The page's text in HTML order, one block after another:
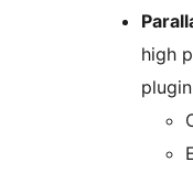
high
plugin